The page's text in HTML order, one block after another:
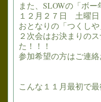
また、SLOWの「ボ
１２月２７日 土曜
おとなりの「つくし
２次会はお決まりの
た！！！
参加希望の方はご連
こんな１１月最初で